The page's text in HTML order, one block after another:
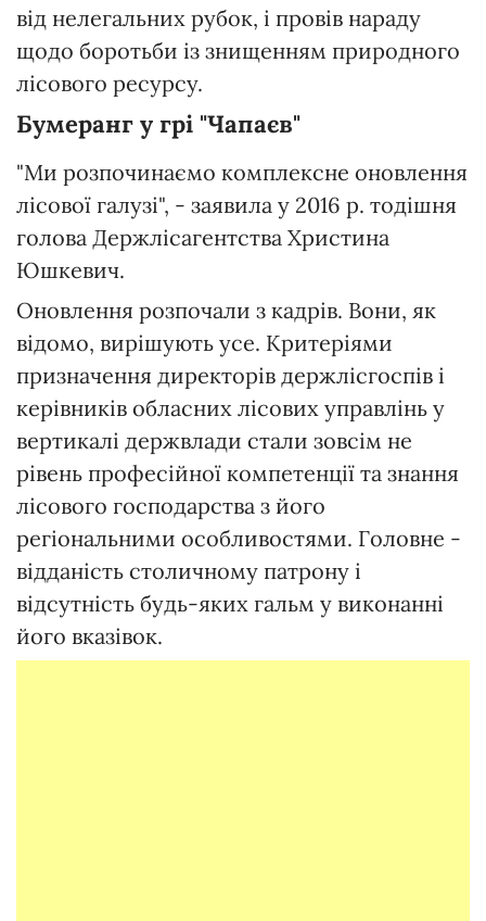
від нелегальних рубок, і провів нараду
щодо боротьби із знищенням природного
лісового ресурсу.
Бумеранг у грі "Чапаєв"
"Ми розпочинаємо комплексне оновлення
лісової галузі", - заявила у 2016 р. тодішня
голова Держлісагентства Христина
Юшкевич.
Оновлення розпочали з кадрів. Вони, як
відомо, вирішують усе. Критеріями
призначення директорів держлісгоспів і
керівників обласних лісових управлінь у
вертикалі держвлади стали зовсім не
рівень професійної компетенції та знання
лісового господарства з його
регіональними особливостями. Головне -
відданість столичному патрону і
відсутність будь-яких гальм у виконанні
його вказівок.